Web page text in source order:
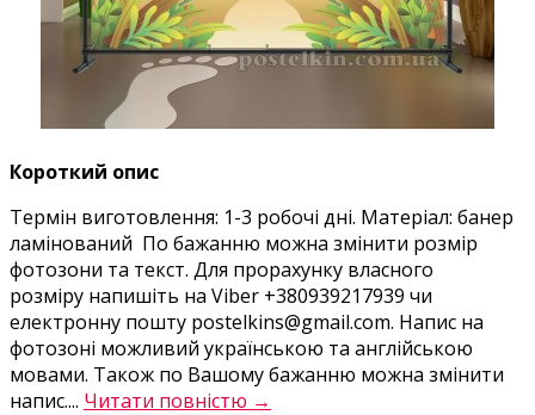
Короткий опис
Термін виготовлення: 1-3 робочі дні. Матеріал: банер
ламінований По бажанню можна змінити розмір
фотозони та текст. Для прорахунку власного
розміру напишіть на Viber +380939217939 чи
електронну пошту postelkins@gmail.com. Напис на
фотозоні можливий українською та англійською
мовами. Також по Вашому бажанню можна змінити
напис.... Читати повністю →